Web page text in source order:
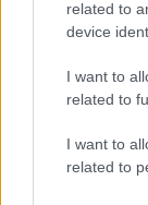
related to
device
I want to
related to
I want to
related to